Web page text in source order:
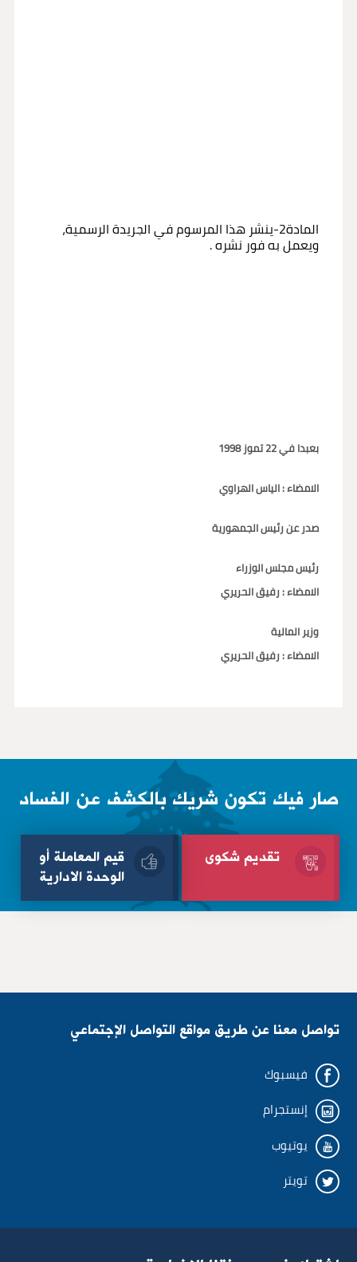
المادة2-ينشر هذا المرسوم في الجريدة الرسمية،
ويعمل به فور نشره .
بعبدا في 22 تموز 1998
الامضاء : الياس الهراوي
صدر عن رئيس الجمهورية
رئيس مجلس الوزراء
الامضاء : رفيق الحريري
وزير المالية
الامضاء : رفيق الحريري
صار فيك تكون شريك بالكشف عن الفساد
تقديم شكوى
قيم المعاملة أو
الوحدة الادارية
البريد الإلكتروني
الوحدة الادارية
الإدارة
البريد الإلكتروني
رقم الهاتف
الموقع
المؤسسة أو المعاملة
تواصل معنا عن طريق مواقع التواصل الإجتماعي
فيسبوك
إنستجرام
يوتيوب
تويتر